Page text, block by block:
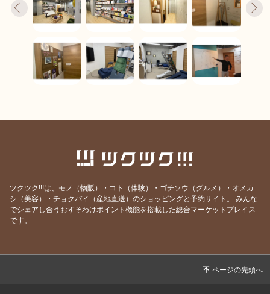
ツクツク!!!は、モノ（物販）・コト（体験）・ゴチソウ（グルメ）・オメカ
シ（美容）・チョクバイ（産地直送）のショッピングと予約サイト。
みんな
でシェアし合うおすそわけポイント機能を搭載した総合マーケットプレイス
です。